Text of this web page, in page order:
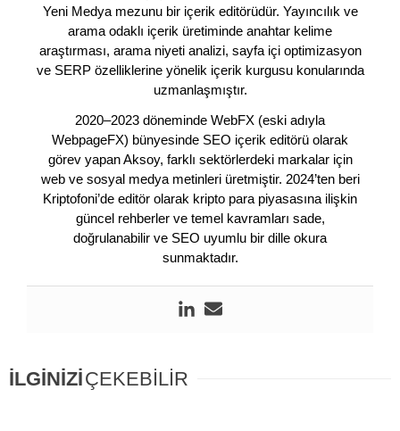
Yeni Medya mezunu bir içerik editörüdür. Yayıncılık ve
arama odaklı içerik üretiminde anahtar kelime
araştırması, arama niyeti analizi, sayfa içi optimizasyon
ve SERP özelliklerine yönelik içerik kurgusu konularında
uzmanlaşmıştır.
2020–2023 döneminde WebFX (eski adıyla
WebpageFX) bünyesinde SEO içerik editörü olarak
görev yapan Aksoy, farklı sektörlerdeki markalar için
web ve sosyal medya metinleri üretmiştir. 2024’ten beri
Kriptofoni’de editör olarak kripto para piyasasına ilişkin
güncel rehberler ve temel kavramları sade,
doğrulanabilir ve SEO uyumlu bir dille okura
sunmaktadır.
İLGİNİZİÇEKEBİLİR